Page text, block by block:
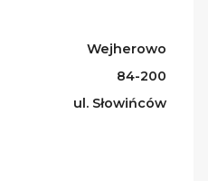
Wejherowo
84-200
ul. Słowińców